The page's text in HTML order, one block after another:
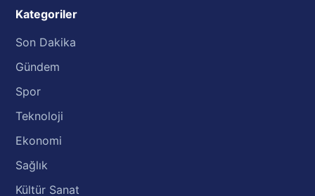
Kategoriler
Son Dakika
Gündem
Spor
Teknoloji
Ekonomi
Sağlık
Kültür Sanat